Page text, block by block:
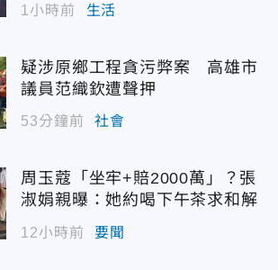
1小時前 生活
疑涉原鄉工程貪污弊案 高雄市
議員范織欽遭聲押
53分鐘前 社會
周玉蔻「坐牢+賠2000萬」？張
淑娟親曝：她約喝下午茶求和解
12小時前 要聞